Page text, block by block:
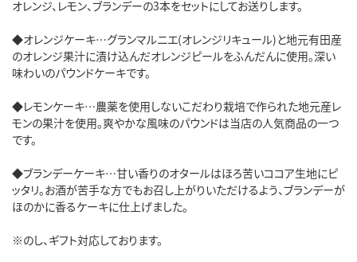
オレンジ、レモン、ブランデーの3本をセットにしてお送りします。
◆オレンジケーキ…グランマルニエ(オレンジリキュール)と地元有田産
のオレンジ果汁に漬け込んだオレンジピールをふんだんに使用。深い
味わいのパウンドケーキです。
◆レモンケーキ…農薬を使用しないこだわり栽培で作られた地元産レ
モンの果汁を使用。爽やかな風味のパウンドは当店の人気商品の一つ
です。
◆ブランデーケーキ…甘い香りのオタールはほろ苦いココア生地にピ
ッタリ。お酒が苦手な方でもお召し上がりいただけるよう、ブランデーが
ほのかに香るケーキに仕上げました。
※のし、ギフト対応しております。